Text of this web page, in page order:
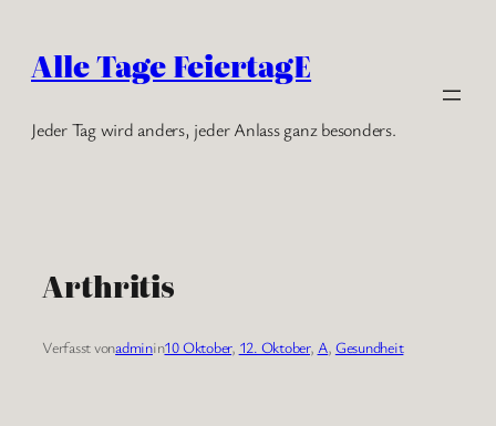
Inhalt
springen
Alle Tage FeiertagE
Jeder Tag wird anders, jeder Anlass ganz besonders.
Arthritis
Verfasst vonadminin10 Oktober, 12. Oktober, A, Gesundheit